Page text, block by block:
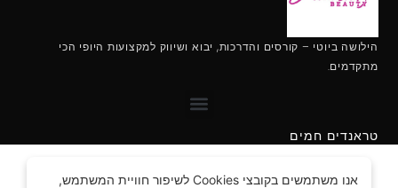
אנו משתמשים בקובצי Cookies לשיפור חוויית המשתמש,
הילושה ביוטי – קורסים והדרכות, יבוא ושיווק למקצועות היופי הכי
מתקדמים.
טראנדים חמים